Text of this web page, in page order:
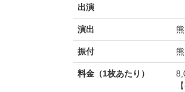
出演
演出
振付
料金（1枚あたり）